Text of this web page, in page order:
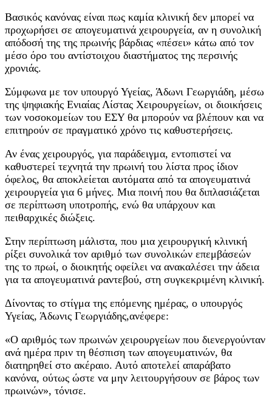
Βασικός κανόνας είναι πως καμία κλινική δεν μπορεί να
προχωρήσει σε απογευματινά χειρουργεία, αν η συνολική
απόδοσή της της πρωινής βάρδιας «πέσει» κάτω από τον
μέσο όρο του αντίστοιχου διαστήματος της περσινής
χρονιάς.
Σύμφωνα με τον υπουργό Υγείας, Άδωνι Γεωργιάδη, μέσω
της ψηφιακής Ενιαίας Λίστας Χειρουργείων, οι διοικήσεις
των νοσοκομείων του ΕΣΥ θα μπορούν να βλέπουν και να
επιτηρούν σε πραγματικό χρόνο τις καθυστερήσεις.
Αν ένας χειρουργός, για παράδειγμα, εντοπιστεί να
καθυστερεί τεχνητά την πρωινή του λίστα προς ίδιον
όφελος, θα αποκλείεται αυτόματα από τα απογευματινά
χειρουργεία για 6 μήνες. Μια ποινή που θα διπλασιάζεται
σε περίπτωση υποτροπής, ενώ θα υπάρχουν και
πειθαρχικές διώξεις.
Στην περίπτωση μάλιστα, που μια χειρουργική κλινική
ρίξει συνολικά τον αριθμό των συνολικών επεμβάσεών
της το πρωί, ο διοικητής οφείλει να ανακαλέσει την άδεια
για τα απογευματινά ραντεβού, στη συγκεκριμένη κλινική.
Δίνοντας το στίγμα της επόμενης ημέρας, ο υπουργός
Υγείας, Άδωνις Γεωργιάδης,ανέφερε:
«Ο αριθμός των πρωινών χειρουργείων που διενεργούνταν
ανά ημέρα πριν τη θέσπιση των απογευματινών, θα
διατηρηθεί στο ακέραιο. Αυτό αποτελεί απαράβατο
κανόνα, ούτως ώστε να μην λειτουργήσουν σε βάρος των
πρωινών», τόνισε.